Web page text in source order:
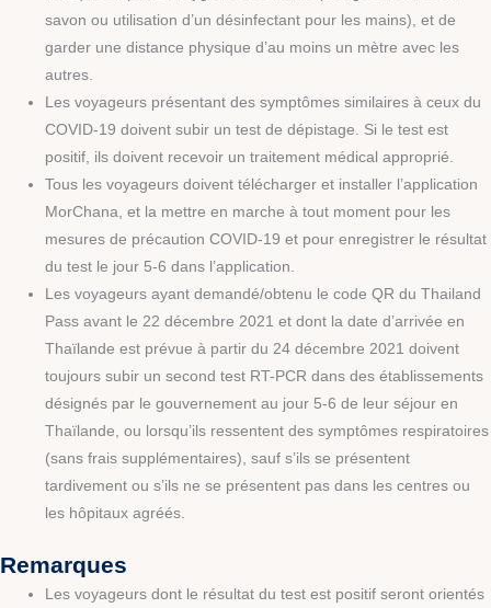
savon ou utilisation d’un désinfectant pour les mains), et de
garder une distance physique d’au moins un mètre avec les
autres.
Les voyageurs présentant des symptômes similaires à ceux du
COVID-19 doivent subir un test de dépistage. Si le test est
positif, ils doivent recevoir un traitement médical approprié.
Tous les voyageurs doivent télécharger et installer l’application
MorChana, et la mettre en marche à tout moment pour les
mesures de précaution COVID-19 et pour enregistrer le résultat
du test le jour 5-6 dans l’application.
Les voyageurs ayant demandé/obtenu le code QR du Thailand
Pass avant le 22 décembre 2021 et dont la date d’arrivée en
Thaïlande est prévue à partir du 24 décembre 2021 doivent
toujours subir un second test RT-PCR dans des établissements
désignés par le gouvernement au jour 5-6 de leur séjour en
Thaïlande, ou lorsqu’ils ressentent des symptômes respiratoires
(sans frais supplémentaires), sauf s’ils se présentent
tardivement ou s’ils ne se présentent pas dans les centres ou
les hôpitaux agréés.
Remarques
Les voyageurs dont le résultat du test est positif seront orientés